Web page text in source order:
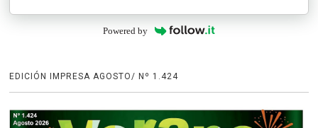
Powered by
EDICIÓN IMPRESA AGOSTO/ Nº 1.424